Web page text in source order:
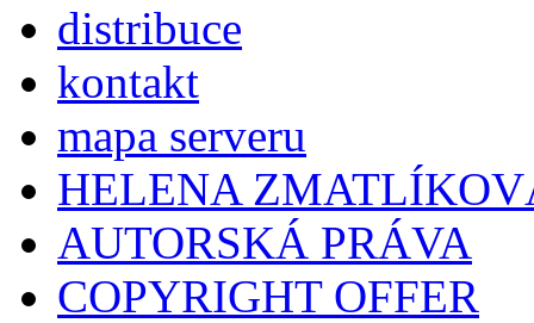
distribuce
kontakt
mapa serveru
HELENA
AUTORSKÁ PRÁVA
COPYRIGHT OFFER